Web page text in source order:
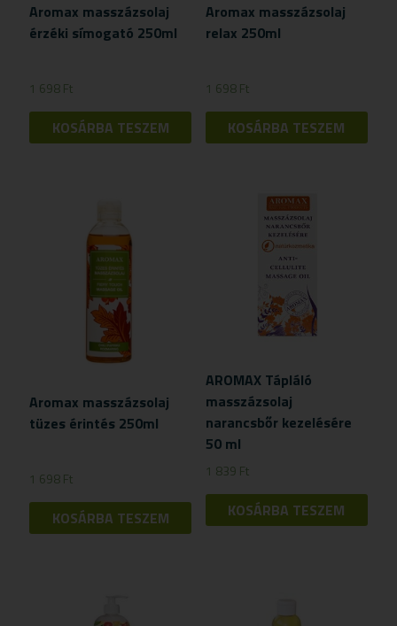
Aromax masszázsolaj
érzéki símogató 250ml
1 698Ft
KOSÁRBA TESZEM
Aromax masszázsolaj
relax 250ml
1 698Ft
KOSÁRBA TESZEM
Aromax masszázsolaj
tüzes érintés 250ml
1 698Ft
KOSÁRBA TESZEM
AROMAX Tápláló
masszázsolaj
narancsbőr kezelésére
50 ml
1 839 Ft
KOSÁRBA TESZEM